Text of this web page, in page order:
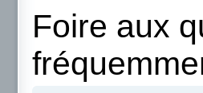
Foire aux